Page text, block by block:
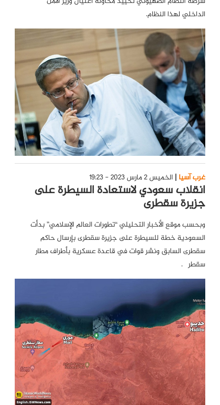
الداخلي لهذا النظام.
غرب آسيا الخميس 2 مارس 2023 - 19:23
انقلاب سعودي لاستعادة السيطرة على
جزيرة سقطرى
وبحسب موقع الأخبار التحليلي “تطورات العالم الإسلامي” بدأت
السعودية خطة للسيطرة على جزيرة سقطرى بإرسال حاكم
سقطرى السابق ونشر قوات في قاعدة عسكرية بأطراف مطار
سقطری.